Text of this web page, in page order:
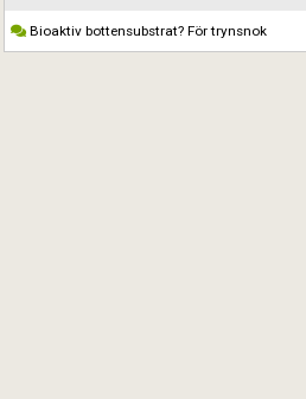
Bioaktiv bottensubstrat? För trynsnok